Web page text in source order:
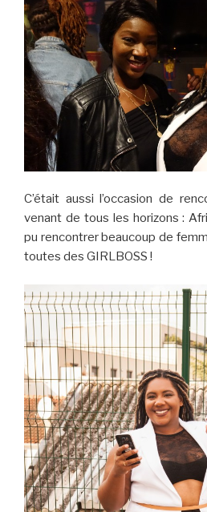
C’était aussi l’occasion de
venant de tous les horizons :
pu rencontrer beaucoup de
toutes des GIRLBOSS !